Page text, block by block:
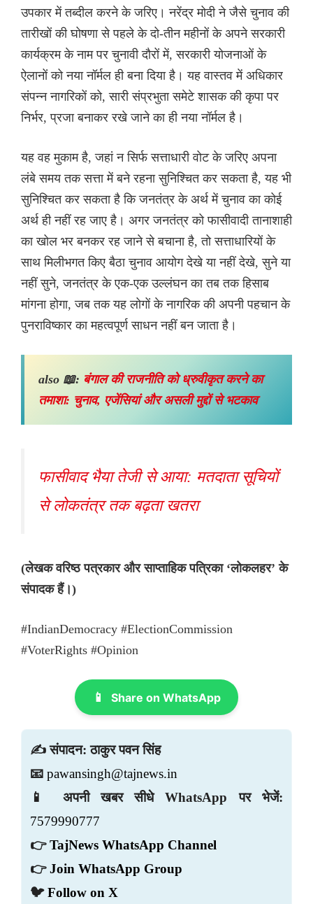
उपकार में तब्दील करने के जरिए। नरेंद्र मोदी ने जैसे चुनाव की
तारीखों की घोषणा से पहले के दो-तीन महीनों के अपने सरकारी
कार्यक्रम के नाम पर चुनावी दौरों में, सरकारी योजनाओं के
ऐलानों को नया नॉर्मल ही बना दिया है। यह वास्तव में अधिकार
संपन्न नागरिकों को, सारी संप्रभुता समेटे शासक की कृपा पर
निर्भर, प्रजा बनाकर रखे जाने का ही नया नॉर्मल है।
यह वह मुकाम है, जहां न सिर्फ सत्ताधारी वोट के जरिए अपना
लंबे समय तक सत्ता में बने रहना सुनिश्चित कर सकता है, यह भी
सुनिश्चित कर सकता है कि जनतंत्र के अर्थ में चुनाव का कोई
अर्थ ही नहीं रह जाए है। अगर जनतंत्र को फासीवादी तानाशाही
का खोल भर बनकर रह जाने से बचाना है, तो सत्ताधारियों के
साथ मिलीभगत किए बैठा चुनाव आयोग देखे या नहीं देखे, सुने या
नहीं सुने, जनतंत्र के एक-एक उल्लंघन का तब तक हिसाब
मांगना होगा, जब तक यह लोगों के नागरिक की अपनी पहचान के
पुनराविष्कार का महत्वपूर्ण साधन नहीं बन जाता है।
also 📖: बंगाल की राजनीति को ध्रुवीकृत करने का
तमाशा: चुनाव, एजेंसियां और असली मुद्दों से भटकाव
फासीवाद भैया तेजी से आया: मतदाता सूचियों
से लोकतंत्र तक बढ़ता खतरा
(लेखक वरिष्ठ पत्रकार और साप्ताहिक पत्रिका ‘लोकलहर’ के
संपादक हैं।)
#IndianDemocracy #ElectionCommission
#VoterRights #Opinion
📱 Share on WhatsApp
✍️ संपादन: ठाकुर पवन सिंह
📧 pawansingh@tajnews.in
📱 अपनी खबर सीधे WhatsApp पर भेजें:
7579990777
👉 TajNews WhatsApp Channel
👉 Join WhatsApp Group
🐦 Follow on X